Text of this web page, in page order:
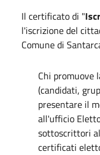
Il certificato di "
l'iscrizione del
Comune di
Chi promuove
(candidati,
presentare il
all'ufficio
sottoscrittori
certificati